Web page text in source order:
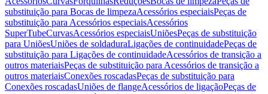
substituição para Bocas de limpezaAcessórios especiaisPeças de
substituição para Acessórios especiaisAcessórios
SuperTubeCurvasAcessórios especiaisUniõesPeças de substituição
para UniõesUniões de soldaduraLigações de continuidadePeças de
substituição para Ligações de continuidadeAcessórios de transição a
outros materiaisPeças de substituição para Acessórios de transição a
outros materiaisConexões roscadasPeças de substituição para
Conexões roscadasUniões de flangeAcessórios de ligaçãoPeças de